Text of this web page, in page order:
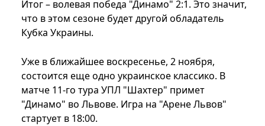
Итог – волевая победа "Динамо" 2:1. Это значит,
что в этом сезоне будет другой обладатель
Кубка Украины.
Уже в ближайшее воскресенье, 2 ноября,
состоится еще одно украинское классико. В
матче 11-го тура УПЛ "Шахтер" примет
"Динамо" во Львове. Игра на "Арене Львов"
стартует в 18:00.